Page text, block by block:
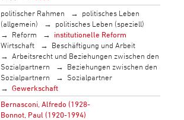
politischer Rahmen
politisches Leben
(allgemein)
politisches Leben (speziell)
Reform
institutionelle Reform
Wirtschaft
Beschäftigung und Arbeit
Arbeitsrecht und Beziehungen zwischen den
Sozialpartnern
Beziehungen zwischen den
Sozialpartnern
Sozialpartner
Gewerkschaft
Bernasconi, Alfredo (1928-
Bonnot, Paul (1920-1994)